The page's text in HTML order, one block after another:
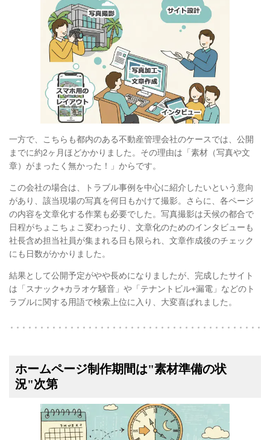
一方で、こちらも都内のある不動産管理会社のケースでは、公開
までに約2ヶ月ほどかかりました。その理由は「素材（写真や文
章）がまったく無かった！」からです。
この会社の場合は、トラブル事例を中心に紹介したいという意向
があり、該当現場の写真を何日もかけて撮影。さらに、各ページ
の内容を文章化する作業も必要でした。写真撮影は天候の都合で
日程がちょこちょこ変わったり、文章化のためのインタビューも
社長含め担当社員が集まれる日も限られ、文章作成後のチェック
にも日数がかかりました。
結果として公開予定がやや長めになりましたが、完成したサイト
は「スナック+カラオケ騒音」や「テナントビル+漏電」などのト
ラブルに関する用語で検索上位に入り、大変喜ばれました。
ホームページ制作期間は"素材準備の状
況"次第